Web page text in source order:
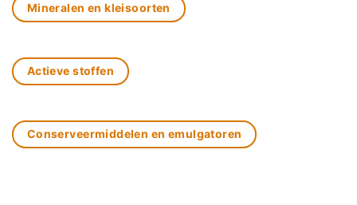
Mineralen en kleisoorten
Actieve stoffen
Conserveermiddelen en emulgatoren